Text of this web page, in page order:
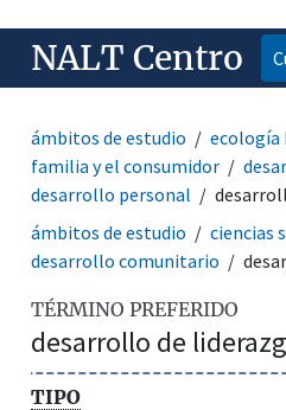
NALT Centro
ámbitos de estudio ecología
familia y el consumidor
desarrollo personal
ámbitos de estudio
ciencias
desarrollo comunitario
TÉRMINO PREFERIDO
desarrollo de
TIPO